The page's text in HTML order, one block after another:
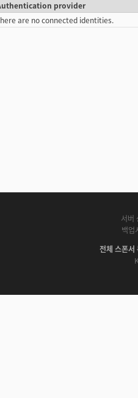
provider
are no connected identities.
서버
백업
전체 스폰서